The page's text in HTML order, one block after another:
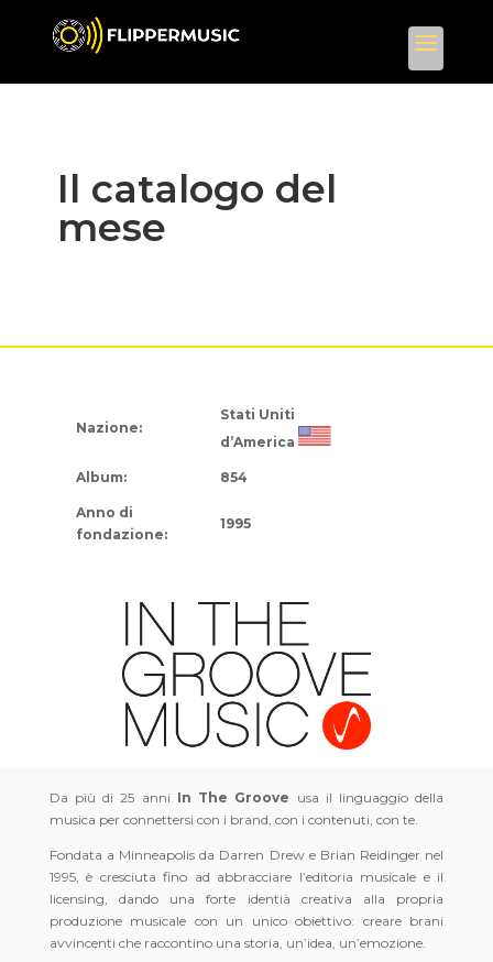
Il catalogo del
mese
Nazione:
Stati Uniti
d’America
Album: 854
Anno di
fondazione:
1995
Da più di 25 anni In The Groove usa il linguaggio della
musica per connettersi con i brand, con i contenuti, con te.
Fondata a Minneapolis da Darren Drew e Brian Reidinger nel
1995, è cresciuta fino ad abbracciare l’editoria musicale e il
licensing, dando una forte identià creativa alla propria
produzione musicale con un unico obiettivo: creare brani
avvincenti che raccontino una storia, un’idea, un’emozione.